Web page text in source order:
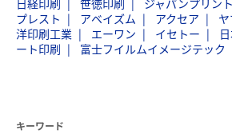
日経印刷
笹徳印刷 ジャパンプリン
プレスト
アベイズム アクセア
洋印刷工業
エーワン イセトー
ート印刷
富士フイルムイメージテック
キーワード